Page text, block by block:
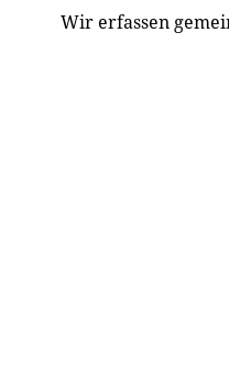
Wir erfassen